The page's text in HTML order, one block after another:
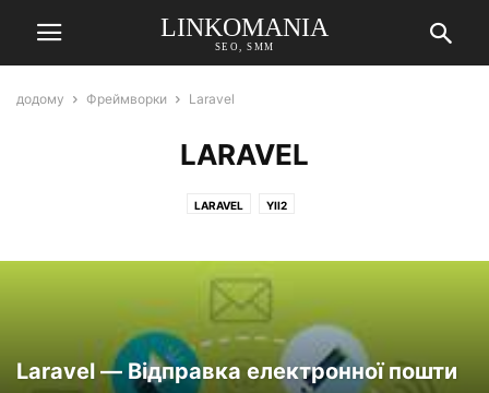
LINKOMANIA
SEO, SMM
додому Фреймворки Laravel
LARAVEL
LARAVEL YII2
Laravel — Відправка електронної пошти